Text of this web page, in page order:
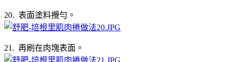
20. 表面塗料攪勻。
21. 再刷在肉塊表面。